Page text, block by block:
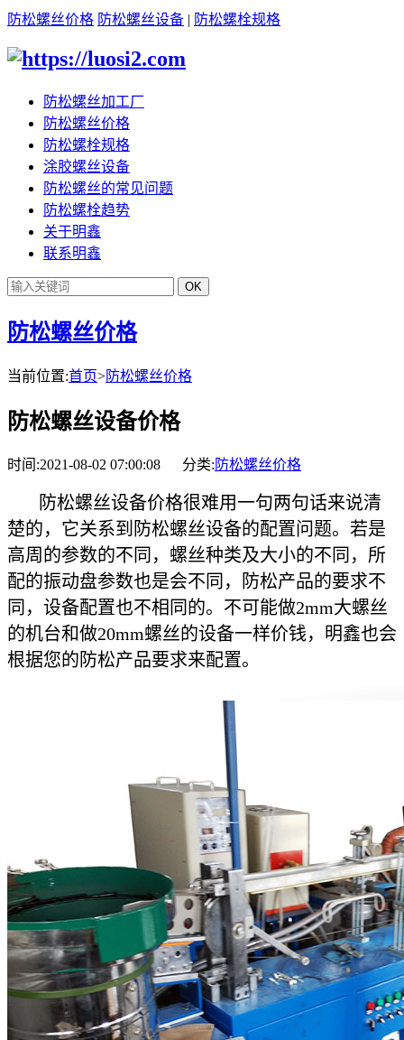
防松螺丝价格 防松螺丝设备 | 防松螺栓规格
防松螺丝加工厂
防松螺丝价格
防松螺栓规格
涂胶螺丝设备
防松螺丝的常见问题
防松螺栓趋势
关于明鑫
联系明鑫
防松螺丝价格
当前位置:首页>防松螺丝价格
防松螺丝设备价格
时间:2021-08-02 07:00:08 分类: 防松螺丝价格
防松螺丝设备价格很难用一句两句话来说清
楚的，它关系到防松螺丝设备的配置问题。若是
高周的参数的不同，螺丝种类及大小的不同，所
配的振动盘参数也是会不同，防松产品的要求不
同，设备配置也不相同的。不可能做2mm大螺丝
的机台和做20mm螺丝的设备一样价钱，明鑫也会
根据您的防松产品要求来配置。